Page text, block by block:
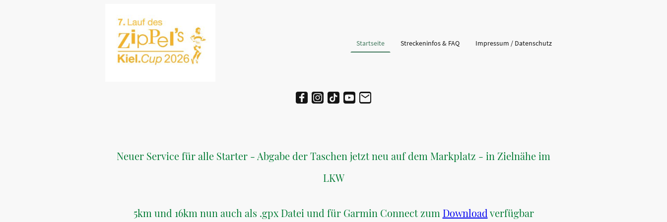
Startseite Streckeninfos & FAQ Impressum / Datenschutz
Neuer Service für alle Starter - Abgabe der Taschen jetzt neu auf dem Markplatz - in Zielnähe im
LKW
5km und 16km nun auch als .gpx Datei und für Garmin Connect zum Download verfügbar